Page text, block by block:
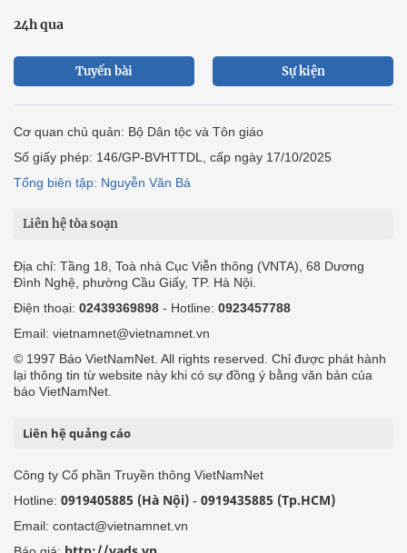
24h qua
Tuyến bài Sự kiện
Cơ quan chủ quản: Bộ Dân tộc và Tôn giáo
Số giấy phép: 146/GP-BVHTTDL, cấp ngày 17/10/2025
Tổng biên tập: Nguyễn Văn Bá
Liên hệ tòa soạn
Địa chỉ: Tầng 18, Toà nhà Cục Viễn thông (VNTA), 68 Dương
Đình Nghệ, phường Cầu Giấy, TP. Hà Nội.
Điện thoại: 02439369898 - Hotline: 0923457788
Email: vietnamnet@vietnamnet.vn
© 1997 Báo VietNamNet. All rights reserved. Chỉ được phát hành
lại thông tin từ website này khi có sự đồng ý bằng văn bản của
báo VietNamNet.
Liên hệ quảng cáo
Công ty Cổ phần Truyền thông VietNamNet
Hotline: 0919405885 (Hà Nội) - 0919435885 (Tp.HCM)
Email: contact@vietnamnet.vn